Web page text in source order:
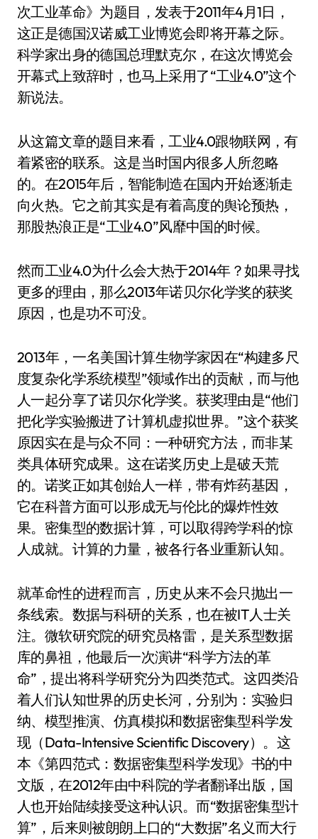
次工业革命》为题目，发表于2011年4月1日，
这正是德国汉诺威工业博览会即将开幕之际。
科学家出身的德国总理默克尔，在这次博览会
开幕式上致辞时，也马上采用了“工业4.0”这个
新说法。
从这篇文章的题目来看，工业4.0跟物联网，有
着紧密的联系。这是当时国内很多人所忽略
的。在2015年后，智能制造在国内开始逐渐走
向火热。它之前其实是有着高度的舆论预热，
那股热浪正是“工业4.0”风靡中国的时候。
然而工业4.0为什么会大热于2014年？如果寻找
更多的理由，那么2013年诺贝尔化学奖的获奖
原因，也是功不可没。
2013年，一名美国计算生物学家因在“构建多尺
度复杂化学系统模型”领域作出的贡献，而与他
人一起分享了诺贝尔化学奖。获奖理由是“他们
把化学实验搬进了计算机虚拟世界。”这个获奖
原因实在是与众不同：一种研究方法，而非某
类具体研究成果。这在诺奖历史上是破天荒
的。诺奖正如其创始人一样，带有炸药基因，
它在科普方面可以形成无与伦比的爆炸性效
果。密集型的数据计算，可以取得跨学科的惊
人成就。计算的力量，被各行各业重新认知。
就革命性的进程而言，历史从来不会只抛出一
条线索。数据与科研的关系，也在被IT人士关
注。微软研究院的研究员格雷，是关系型数据
库的鼻祖，他最后一次演讲“科学方法的革
命”，提出将科学研究分为四类范式。这四类沿
着人们认知世界的历史长河，分别为：实验归
纳、模型推演、仿真模拟和数据密集型科学发
现（Data-Intensive Scientific Discovery）。这
本《第四范式：数据密集型科学发现》书的中
文版，在2012年由中科院的学者翻译出版，国
人也开始陆续接受这种认识。而“数据密集型计
算”，后来则被朗朗上口的“大数据”名义而大行